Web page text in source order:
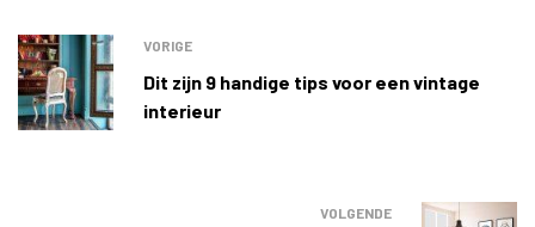
VORIGE
Dit zijn 9 handige tips voor een vintage
interieur
VOLGENDE